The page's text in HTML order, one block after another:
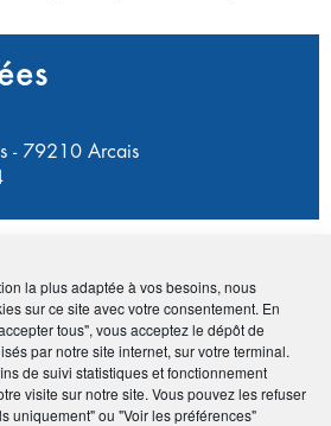
la plus adaptée à vos besoins, nous
sur ce site avec votre consentement. En
tous", vous acceptez le dépôt de
par notre site internet, sur votre terminal.
de suivi statistiques et fonctionnement
visite sur notre site. Vous pouvez les refuser
uniquement" ou "Voir les préférences"
- 79210 Arcais
1.5/5 2votes
Imprimer